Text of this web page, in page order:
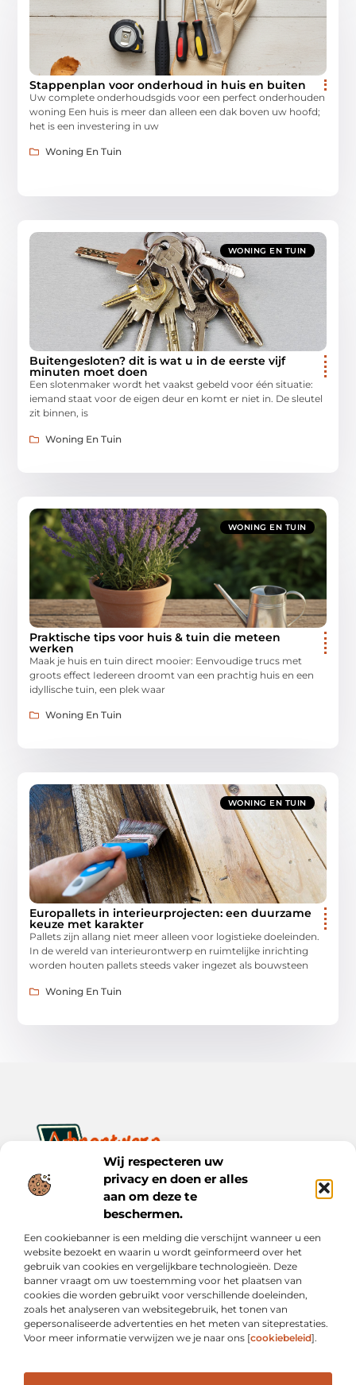
Wij respecteren uw
privacy en doen er alles
aan om deze te
beschermen.
Een cookiebanner is een melding die verschijnt wanneer u een
website bezoekt en waarin u wordt geïnformeerd over het
gebruik van cookies en vergelijkbare technologieën. Deze
banner vraagt om uw toestemming voor het plaatsen van
cookies die worden gebruikt voor verschillende doeleinden,
zoals het analyseren van websitegebruik, het tonen van
gepersonaliseerde advertenties en het meten van siteprestaties.
Voor meer informatie verwijzen we je naar ons [cookiebeleid].
Stappenplan voor onderhoud in huis en buiten
Uw complete onderhoudsgids voor een perfect onderhouden
woning Een huis is meer dan alleen een dak boven uw hoofd;
het is een investering in uw
Woning En Tuin
WONING EN TUIN
Buitengesloten? dit is wat u in de eerste vijf
minuten moet doen
Een slotenmaker wordt het vaakst gebeld voor één situatie:
iemand staat voor de eigen deur en komt er niet in. De sleutel
zit binnen, is
Woning En Tuin
WONING EN TUIN
Praktische tips voor huis & tuin die meteen
werken
Maak je huis en tuin direct mooier: Eenvoudige trucs met
groots effect Iedereen droomt van een prachtig huis en een
idyllische tuin, een plek waar
Woning En Tuin
WONING EN TUIN
Europallets in interieurprojecten: een duurzame
keuze met karakter
Pallets zijn allang niet meer alleen voor logistieke doeleinden.
In de wereld van interieurontwerp en ruimtelijke inrichting
worden houten pallets steeds vaker ingezet als bouwsteen
Woning En Tuin
Ontwerp je dagelijks leven met inspiratie en verhalen.
Ontdek praktische tips, creatieve ideeën en waardevolle
inzichten op Bnontwerp.nl.
Bericht categorie
Onze informatie